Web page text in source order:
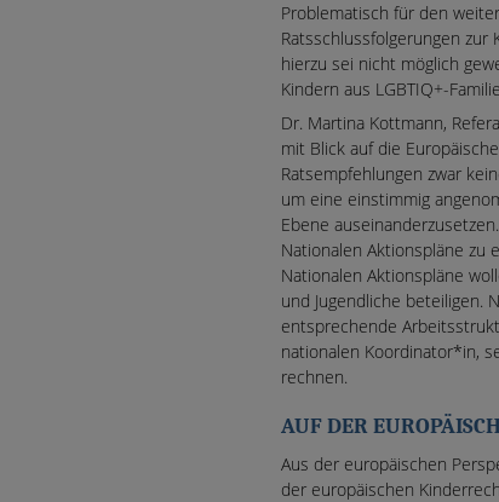
Problematisch für den
Ratsschlussfolgerungen
hierzu sei nicht möglich
Kindern aus LGBTIQ+-
Dr. Martina Kottmann,
mit Blick auf die
Ratsempfehlungen zwar
um eine einstimmig
Ebene
Nationalen Aktionspläne zu
Nationalen Aktionspläne
und Jugendliche beteiligen.
entsprechende
nationalen Koordinator*in,
rechnen.
AUF DER
Aus der europäischen
der europäischen